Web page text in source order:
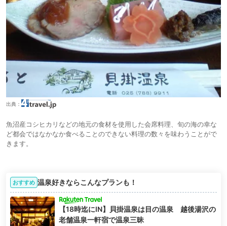
出典：
魚沼産コシヒカリなどの地元の食材を使用した会席料理、旬の海の幸な
ど都会ではなかなか食べることのできない料理の数々を味わうことがで
きます。
おすすめ 温泉好きならこんなプランも！
【18時迄にIN】貝掛温泉は目の温泉 越後湯沢の
老舗温泉一軒宿で温泉三昧